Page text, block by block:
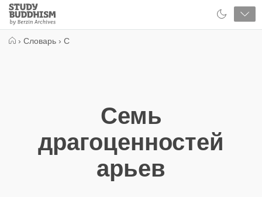
Close
Study
Buddhism
› Словарь › С
Семь
драгоценностей
арьев